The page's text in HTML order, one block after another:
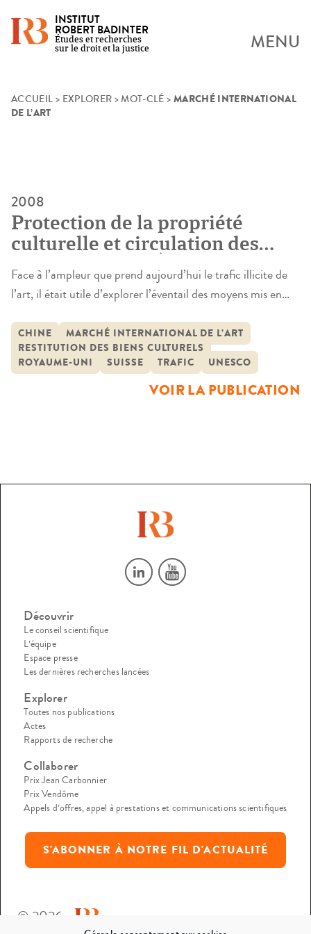
Skip
INSTITUT
ROBERT BADINTER
Études et recherches
sur le droit et la justice
MENU
ACCUEIL > EXPLORER >MOT-CLÉ > MARCHÉ INTERNATIONAL
DE L’ART
2008
Protection de la propriété
culturelle et circulation des
biens culturels. Étude de droit
comparé Europe-Asie
Face à l’ampleur que prend aujourd’hui le trafic illicite de
l’art, il était utile d’explorer l’éventail des moyens mis en
apprécier l’efficacité et dégager les perspectives d’évolution
des législations en la matière. Un certain nombre de
difficultés résultent des distorsions et différences de
CHINE
MARCHÉ INTERNATIONAL DE L’ART
RESTITUTION DES BIENS CULTURELS
ROYAUME-UNI
SUISSE TRAFIC UNESCO
VOIR LA PUBLICATION
Découvrir
Le conseil scientifique
L’équipe
Espace presse
Les dernières recherches lancées
Explorer
Toutes nos publications
Actes
Rapports de recherche
Collaborer
Prix Jean Carbonnier
Prix Vendôme
Appels d’offres, appel à prestations et communications scientifiques
S'ABONNER À NOTRE FIL D'ACTUALITÉ
© 2026